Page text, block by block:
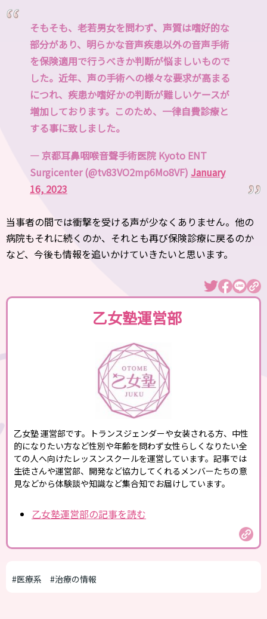
そもそも、老若男女を問わず、声質は嗜好的な
部分があり、明らかな音声疾患以外の音声手術
を保険適用で行うべきか判断が悩ましいもので
した。近年、声の手術への様々な要求が高まる
につれ、疾患か嗜好かの判断が難しいケースが
増加しております。このため、一律自費診療と
する事に致しました。
— 京都耳鼻咽喉音聲手術医院 Kyoto ENT
Surgicenter (@tv83VO2mp6Mo8VF) January
16, 2023
当事者の間では衝撃を受ける声が少なくありません。他の
病院もそれに続くのか、それとも再び保険診療に戻るのか
など、今後も情報を追いかけていきたいと思います。
乙女塾運営部
乙女塾 運営部です。トランスジェンダーや女装される方、中性
的になりたい方など性別や年齢を問わず女性らしくなりたい全
ての人へ向けたレッスンスクールを運営しています。記事では
生徒さんや運営部、開発など協力してくれるメンバーたちの意
見などから体験談や知識など集合知でお届けしています。
乙女塾運営部の記事を読む
#医療系 #治療の情報